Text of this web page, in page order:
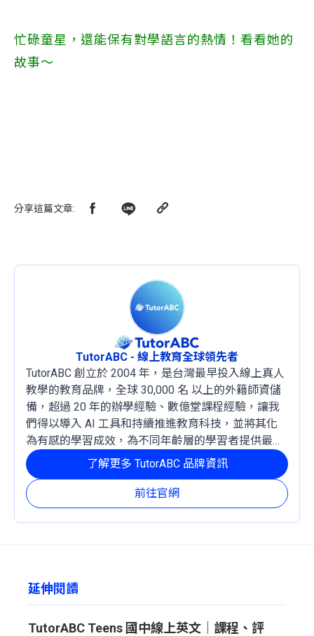
忙碌童星，還能保有對學語言的熱情！看看她的
故事～
分享這篇文章:
TutorABC - 線上教育全球領先者
TutorABC 創立於 2004 年，是台灣最早投入線上真人
教學的教育品牌，全球 30,000 名 以上的外籍師資儲
備，超過 20 年的辦學經驗、數億堂課程經驗，讓我
們得以導入 AI 工具和持續推進教育科技，並將其化
為有感的學習成效，為不同年齡層的學習者提供最穩
定且有效的成長路徑。
前往官網
了解更多 TutorABC 品牌資訊
延伸閱讀
TutorABC Teens 國中線上英文｜課程、評